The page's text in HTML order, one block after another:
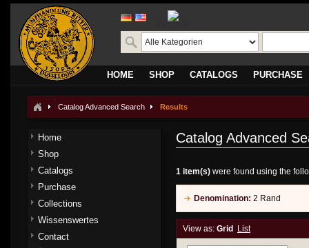
translate
HOME SHOP CATALOGS PURCHASE
Catalog Advanced Search Results
Catalog Advanced
1 item(s) were found using the
Denomination: 2 Rand
View as: Grid List
Home
Shop
Catalogs
Purchase
Collections
Wissenswertes
Contact